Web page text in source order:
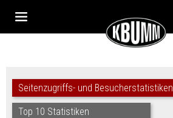
Seitenzugriffs- und Besucherstatistiken
Top 10 Statistiken